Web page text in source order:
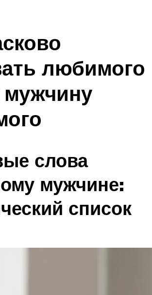
любимого
мужчину
слова
мужчине:
список